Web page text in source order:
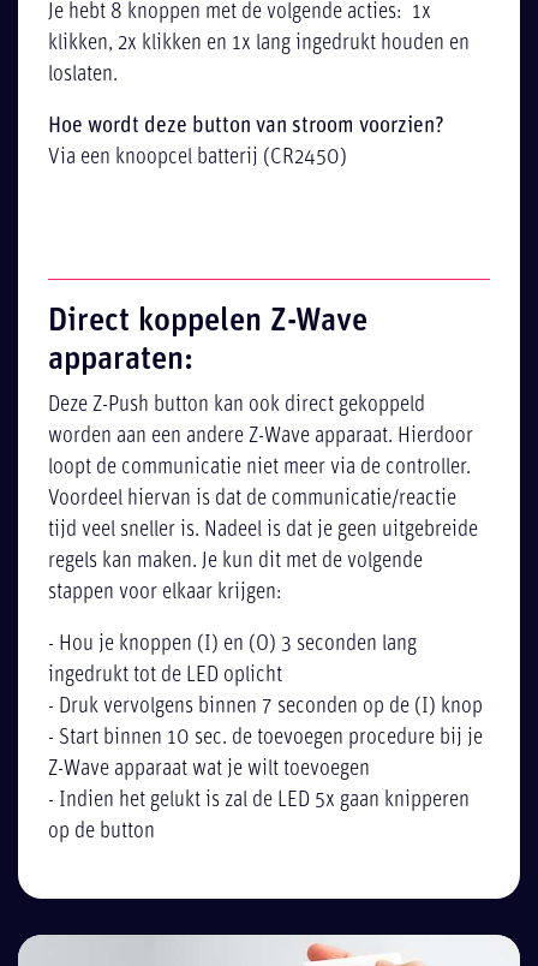
Je hebt 8 knoppen met de volgende acties: 1x
klikken, 2x klikken en 1x lang ingedrukt houden en
loslaten.
Hoe wordt deze button van stroom voorzien?
Via een knoopcel batterij (CR2450)
Direct koppelen Z-Wave
apparaten:
Deze Z-Push button kan ook direct gekoppeld
worden aan een andere Z-Wave apparaat. Hierdoor
loopt de communicatie niet meer via de controller.
Voordeel hiervan is dat de communicatie/reactie
tijd veel sneller is. Nadeel is dat je geen uitgebreide
regels kan maken. Je kun dit met de volgende
stappen voor elkaar krijgen:
- Hou je knoppen (I) en (O) 3 seconden lang
ingedrukt tot de LED oplicht
- Druk vervolgens binnen 7 seconden op de (I) knop
- Start binnen 10 sec. de toevoegen procedure bij je
Z-Wave apparaat wat je wilt toevoegen
- Indien het gelukt is zal de LED 5x gaan knipperen
op de button